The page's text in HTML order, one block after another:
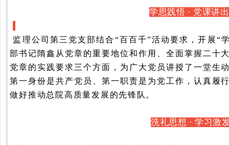
学思践悟 · 党课讲
监理公司 第三党支部结合 “百百千”活动要求，开展“
部书记隋鑫从党章的重要地位和作用、全面掌握二十
党章的实践要求三个方面，为广大党员讲授了一堂生
第一身份是共产党员、第一职责是为党工作，认真履
做好推动总院高质量发展的先锋队。
洗礼思想 ·学习激